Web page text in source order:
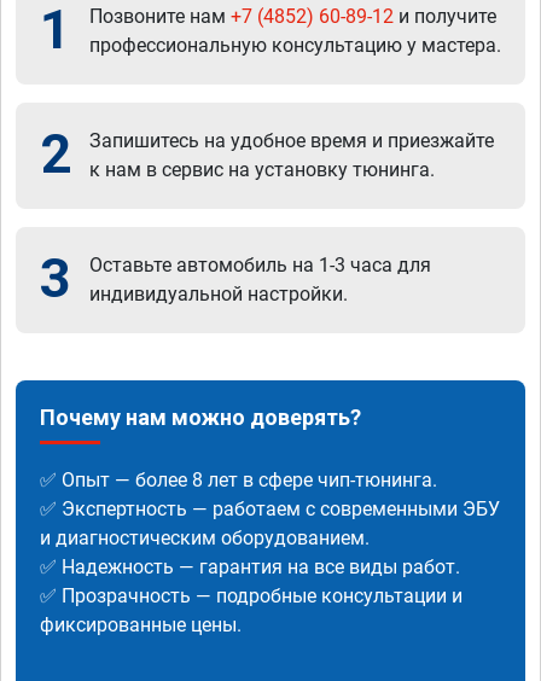
1 Позвоните нам +7 (4852) 60-89-12 и получите
профессиональную консультацию у мастера.
2
Запишитесь на удобное время и приезжайте
к нам в сервис на установку тюнинга.
3
Оставьте автомобиль на 1-3 часа для
индивидуальной настройки.
Почему нам можно доверять?
✅ Опыт — более 8 лет в сфере чип-тюнинга.
✅ Экспертность — работаем с современными ЭБУ
и диагностическим оборудованием.
✅ Надежность — гарантия на все виды работ.
✅ Прозрачность — подробные консультации и
фиксированные цены.